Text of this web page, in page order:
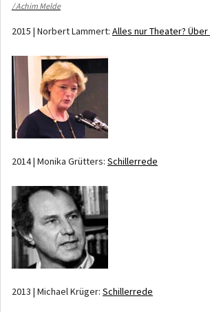
/ Achim Melde
2015 | Norbert Lammert: Alles nur Theater?
2014 | Monika Grütters: Schillerrede
2013 | Michael Krüger: Schillerrede